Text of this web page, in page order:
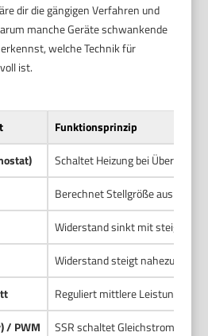
dir die gängigen Verfahren und
manche Geräte schwankende
welche Technik für
ist.
Funktionsprinzip
Schaltet Heizung bei
Berechnet Stellgröße aus
Widerstand sinkt mit steigender
Widerstand steigt nahezu
Reguliert mittlere Leistung
/ PWM
SSR schaltet Gleichstrom